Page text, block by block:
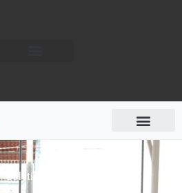
Boletines